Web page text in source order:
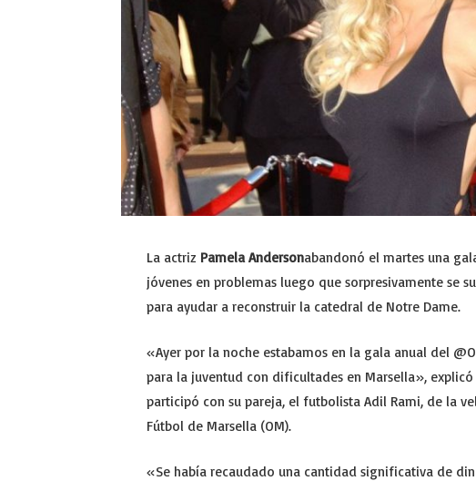
La actriz Pamela Andersonabandonó el martes una
jóvenes en problemas luego que sorpresivamente se
para ayudar a reconstruir la catedral de Notre Dame.
«Ayer por la noche estabamos en la gala anual del
para la juventud con dificultades en Marsella»,
participó con su pareja, el futbolista Adil Rami, de la
Fútbol de Marsella (OM).
«Se había recaudado una cantidad significativa de